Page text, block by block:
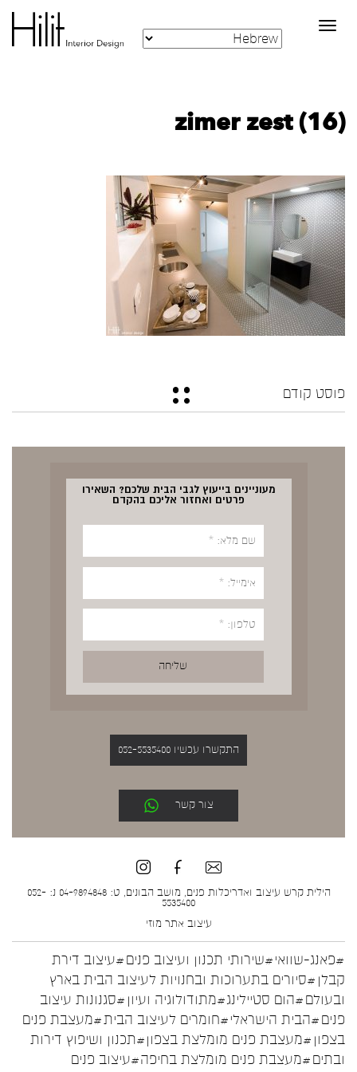
Toggle
navigation
zimer zest (16)
פוסט קודם
מעוניינים בייעוץ לגבי הבית שלכם? השאירו
פרטים ואחזור אליכם בהקדם
התקשרו עכשיו 052-5535400
צור קשר
הילית קרש עיצוב ואדריכלות פנים, מושב הבונים, ט: 04-9894848 נ: 052-
5535400
עיצוב אתר מוזי
#פאנג-שוואי#שירותי תכנון ועיצוב פנים#עיצוב דירת
קבלן #סיורים בתערוכות ובחנויות לעיצוב הבית בארץ
ובעולם#הום סטיילינג#מתודולוגיה ועיון #סגנונות עיצוב
פנים#הבית הישראלי#חומרים לעיצוב הבית#מעצבת פנים
בצפון #מעצבת פנים מומלצת בצפון#תכנון ושיפוץ דירות
ובתים#מעצבת פנים מומלצת בחיפה#עיצוב פנים